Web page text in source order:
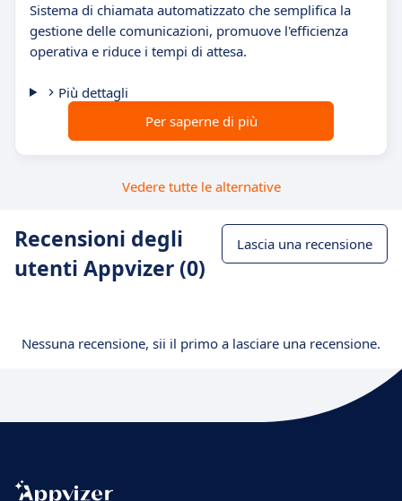
Sistema di chiamata automatizzato che semplifica la
gestione delle comunicazioni, promuove l'efficienza
operativa e riduce i tempi di attesa.
Più dettagli
Per saperne di più
Vedere tutte le alternative
Recensioni degli
utenti Appvizer (0)
Lascia una recensione
Nessuna recensione, sii il primo a lasciare una recensione.